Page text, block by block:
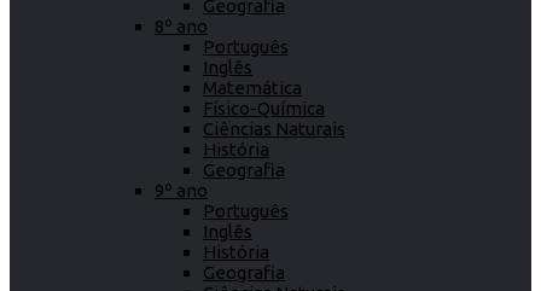
Geografia
8º ano
Português
Inglês
Matemática
Físico-Química
Ciências Naturais
História
Geografia
9º ano
Português
Inglês
História
Geografia